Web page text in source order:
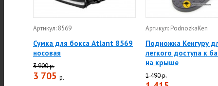
Артикул: 8569
Сумка для бокса Atlant 8569
носовая
3 900 р.
3 705 р.
Артикул: PodnozkaKen
Подножка Кенгуру
легкого доступа к
на крыше
1 490 р.